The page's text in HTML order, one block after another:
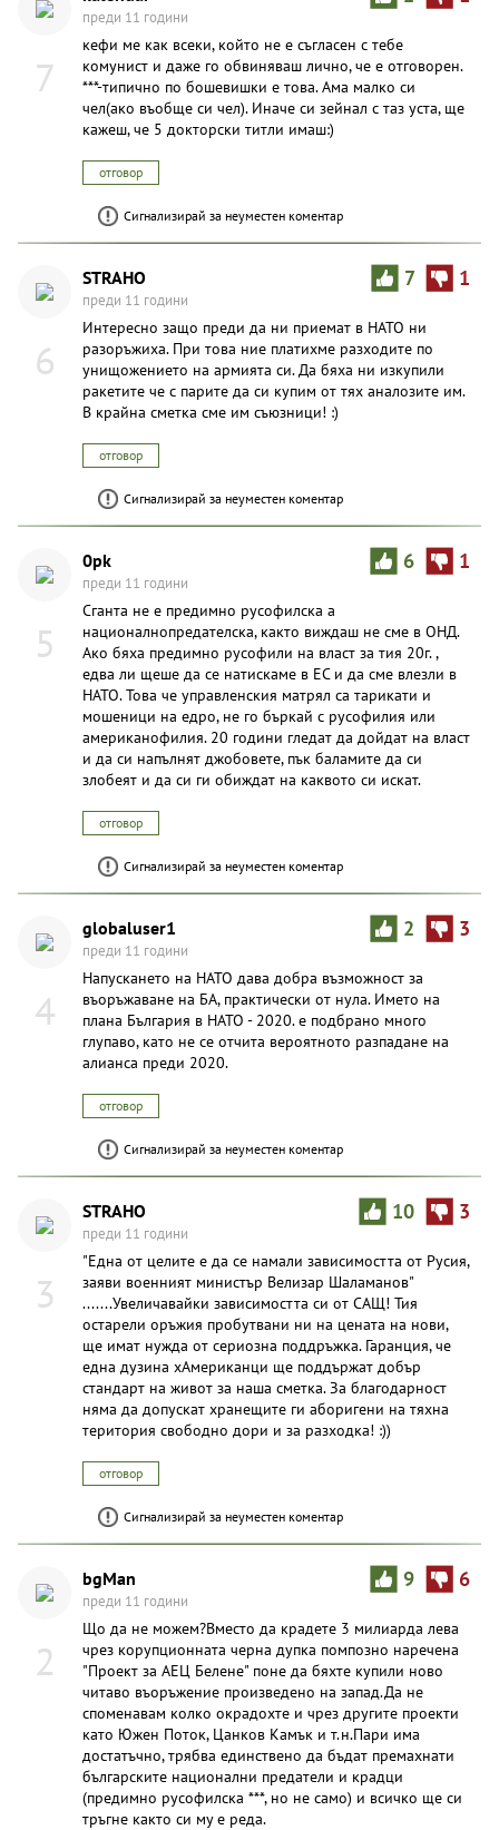
7
преди 11 години
кефи ме как всеки, който не е съгласен с тебе
комунист и даже го обвиняваш лично, че е отговорен.
***-типично по бошевишки е това. Ама малко си
чел(ако въобще си чел). Иначе си зейнал с таз уста, ще
кажеш, че 5 докторски титли имаш:)
отговор
Сигнализирай за неуместен коментар
6
7 1
STRAHO
преди 11 години
Интересно защо преди да ни приемат в НАТО ни
разоръжиха. При това ние платихме разходите по
унищожението на армията си. Да бяха ни изкупили
ракетите че с парите да си купим от тях аналозите им.
В крайна сметка сме им съюзници! :)
отговор
Сигнализирай за неуместен коментар
5
6 1
0pk
преди 11 години
Сганта не е предимно русофилска а
националнопредателска, както виждаш не сме в ОНД.
Ако бяха предимно русофили на власт за тия 20г. ,
едва ли щеше да се натискаме в ЕС и да сме влезли в
НАТО. Това че управленския матрял са тарикати и
мошеници на едро, не го бъркай с русофилия или
американофилия. 20 години гледат да дойдат на власт
и да си напълнят джобовете, пък баламите да си
злобеят и да си ги обиждат на каквото си искат.
отговор
Сигнализирай за неуместен коментар
4
2 3
globaluser1
преди 11 години
Напускането на НАТО дава добра възможност за
въоръжаване на БА, практически от нула. Името на
плана България в НАТО - 2020. е подбрано много
глупаво, като не се отчита вероятното разпадане на
алианса преди 2020.
отговор
Сигнализирай за неуместен коментар
3
10 3
STRAHO
преди 11 години
"Една от целите е да се намали зависимостта от Русия,
заяви военният министър Велизар Шаламанов"
.......Увеличавайки зависимостта си от САЩ! Тия
остарели оръжия пробутвани ни на цената на нови,
ще имат нужда от сериозна поддръжка. Гаранция, че
една дузина хАмериканци ще поддържат добър
стандарт на живот за наша сметка. За благодарност
няма да допускат хранещите ги аборигени на тяхна
територия свободно дори и за разходка! :))
отговор
Сигнализирай за неуместен коментар
2
9 6
bgMan
преди 11 години
Що да не можем?Вместо да крадете 3 милиарда лева
чрез корупционната черна дупка помпозно наречена
"Проект за АЕЦ Белене" поне да бяхте купили ново
читаво въоръжение произведено на запад.Да не
споменавам колко окрадохте и чрез другите проекти
като Южен Поток, Цанков Камък и т.н.Пари има
достатъчно, трябва единствено да бъдат премахнати
българските национални предатели и крадци
(предимно русофилска ***, но не само) и всичко ще си
тръгне както си му е реда.